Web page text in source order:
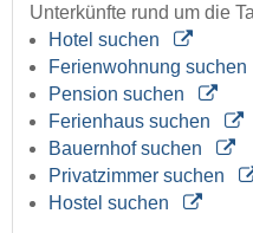
Unterkünfte rund um die
Hotel suchen
Ferienwohnung suchen
Pension suchen
Ferienhaus suchen
Bauernhof suchen
Privatzimmer suchen
Hostel suchen